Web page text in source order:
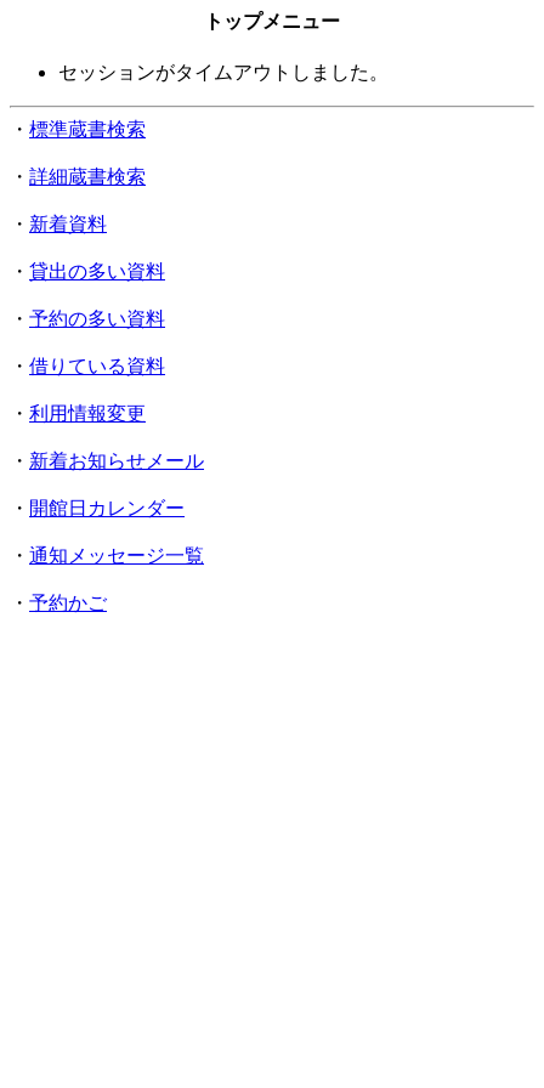
トップメニュー
セッションがタイムアウトしました。
・ 標準蔵書検索
・ 詳細蔵書検索
・ 新着資料
・ 貸出の多い資料
・ 予約の多い資料
・ 借りている資料
・ 利用情報変更
・ 新着お知らせメール
・ 開館日カレンダー
・ 通知メッセージ一覧
・ 予約かご